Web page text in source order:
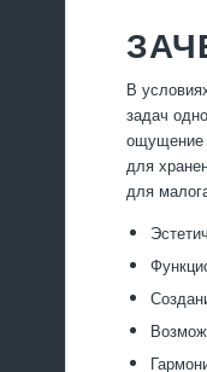
В
задач
ощущение
для
для